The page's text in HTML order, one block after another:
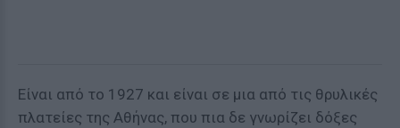
Είναι από το 1927 και είναι σε μια από τις θρυλικές
πλατείες της Αθήνας, που πια δε γνωρίζει δόξες